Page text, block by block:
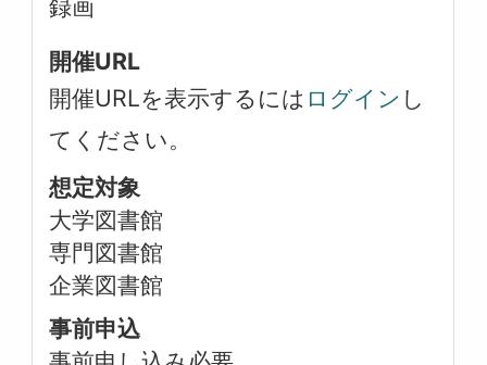
録画
開催URL
開催URLを表示するには ログイン し
てください。
想定対象
大学図書館
専門図書館
企業図書館
事前申込